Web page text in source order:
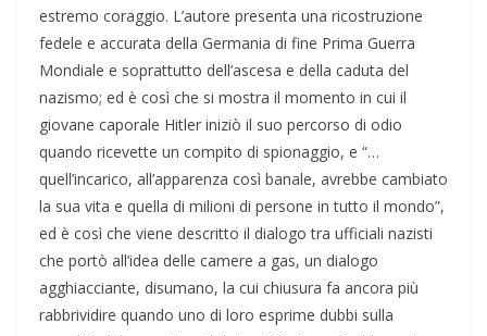
estremo coraggio. L’autore presenta una ricostruzione
fedele e accurata della Germania di fine Prima Guerra
Mondiale e soprattutto dell’ascesa e della caduta del
nazismo; ed è così che si mostra il momento in cui il
giovane caporale Hitler iniziò il suo percorso di odio
quando ricevette un compito di spionaggio, e “…
quell’incarico, all’apparenza così banale, avrebbe cambiato
la sua vita e quella di milioni di persone in tutto il mondo”,
ed è così che viene descritto il dialogo tra ufficiali nazisti
che portò all’idea delle camere a gas, un dialogo
agghiacciante, disumano, la cui chiusura fa ancora più
rabbrividire quando uno di loro esprime dubbi sulla